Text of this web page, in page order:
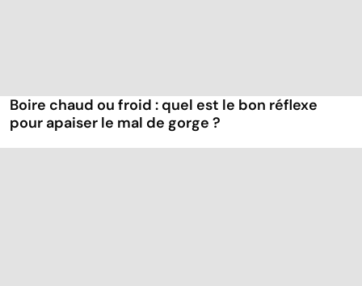
Boire chaud ou froid : quel est le bon réflexe
pour apaiser le mal de gorge ?